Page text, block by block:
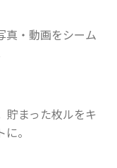
真・動画をシーム
貯まった枚ルをキ
。